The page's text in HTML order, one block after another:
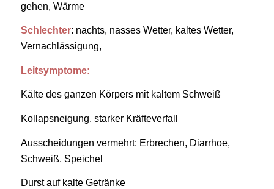
gehen, Wärme
Schlechter: nachts, nasses Wetter, kaltes Wetter,
Vernachlässigung,
Leitsymptome:
Kälte des ganzen Körpers mit kaltem Schweiß
Kollapsneigung, starker Kräfteverfall
Ausscheidungen vermehrt: Erbrechen, Diarrhoe,
Schweiß, Speichel
Durst auf kalte Getränke